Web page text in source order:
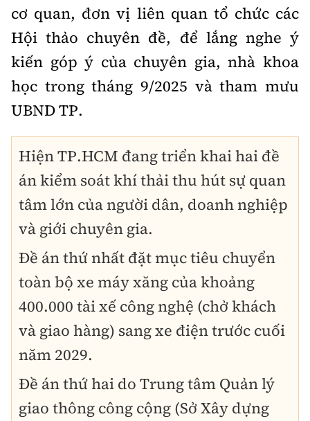
cơ quan, đơn vị liên quan tổ chức các
Hội thảo chuyên đề, để lắng nghe ý
kiến góp ý của chuyên gia, nhà khoa
học trong tháng 9/2025 và tham mưu
UBND TP.
Hiện TP.HCM đang triển khai hai đề
án kiểm soát khí thải thu hút sự quan
tâm lớn của người dân, doanh nghiệp
và giới chuyên gia.
Đề án thứ nhất đặt mục tiêu chuyển
toàn bộ xe máy xăng của khoảng
400.000 tài xế công nghệ (chở khách
và giao hàng) sang xe điện trước cuối
năm 2029.
Đề án thứ hai do Trung tâm Quản lý
giao thông công cộng (Sở Xây dựng